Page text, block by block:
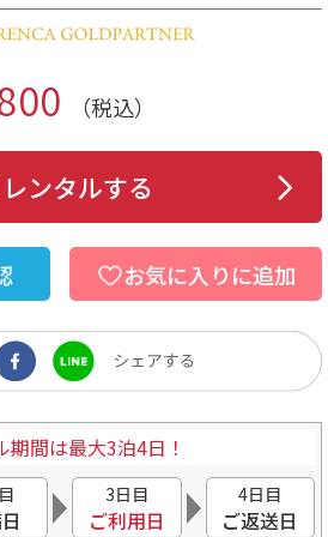
（税込）
レンタルする
お気に入りに追加
期間は最大3泊4日！
3日目
ご利用日
4日目
ご返送日